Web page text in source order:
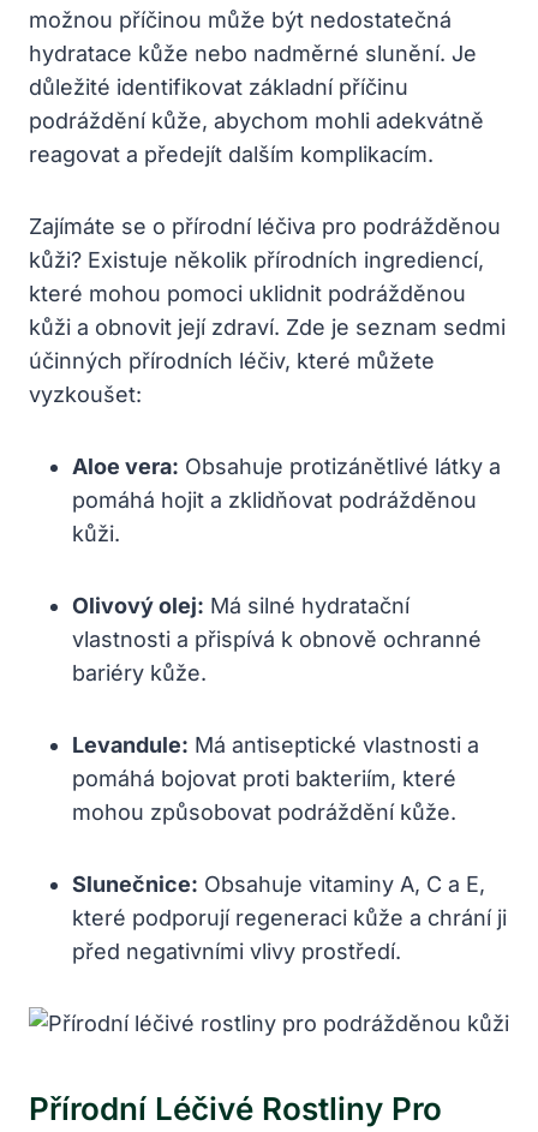
možnou příčinou může být nedostatečná
hydratace kůže nebo nadměrné slunění. Je
důležité identifikovat základní příčinu
podráždění kůže, abychom mohli adekvátně
reagovat a předejít dalším komplikacím.
Zajímáte se o přírodní léčiva pro podrážděnou
kůži? Existuje několik přírodních ingrediencí,
které mohou pomoci uklidnit podrážděnou
kůži a obnovit její zdraví. Zde je seznam sedmi
účinných přírodních léčiv, které můžete
vyzkoušet:
Aloe vera: Obsahuje protizánětlivé látky a
pomáhá hojit a zklidňovat podrážděnou
kůži.
Olivový olej: Má silné hydratační
vlastnosti a přispívá k obnově ochranné
bariéry kůže.
Levandule: Má antiseptické vlastnosti a
pomáhá bojovat proti bakteriím, které
mohou způsobovat podráždění kůže.
Slunečnice: Obsahuje vitaminy A, C a E,
které podporují regeneraci kůže a chrání ji
před negativními vlivy prostředí.
Přírodní Léčivé Rostliny Pro